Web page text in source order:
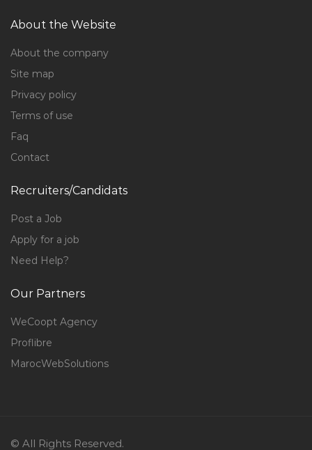
About the Website
About the company
Site map
Privacy policy
Terms of use
Faq
Contact
Recruiters/Candidats
Post a Job
Apply for a job
Need Help?
Our Partners
WeCoopt Agency
Proflibre
MarocWebSolutions
© All Rights Reserved.